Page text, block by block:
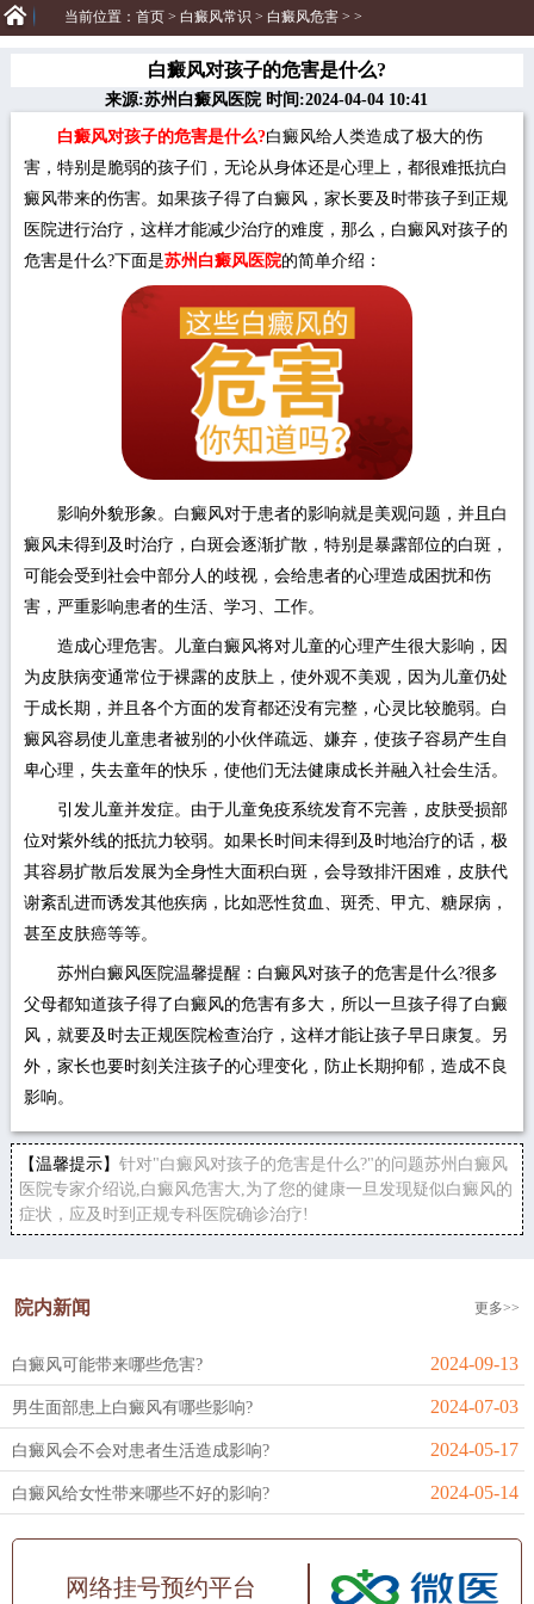
当前位置： 首页> 白癜风常识 > 白癜风危害> >
白癜风对孩子的危害是什么?
来源:苏州白癜风医院 时间:2024-04-04 10:41
白癜风对孩子的危害是什么?白癜风给人类造成了极大的伤
害，特别是脆弱的孩子们，无论从身体还是心理上，都很难抵抗白
癜风带来的伤害。如果孩子得了白癜风，家长要及时带孩子到正规
医院进行治疗，这样才能减少治疗的难度，那么，白癜风对孩子的
危害是什么?下面是苏州白癜风医院的简单介绍：
影响外貌形象。白癜风对于患者的影响就是美观问题，并且白
癜风未得到及时治疗，白斑会逐渐扩散，特别是暴露部位的白斑，
可能会受到社会中部分人的歧视，会给患者的心理造成困扰和伤
害，严重影响患者的生活、学习、工作。
造成心理危害。儿童白癜风将对儿童的心理产生很大影响，因
为皮肤病变通常位于裸露的皮肤上，使外观不美观，因为儿童仍处
于成长期，并且各个方面的发育都还没有完整，心灵比较脆弱。白
癜风容易使儿童患者被别的小伙伴疏远、嫌弃，使孩子容易产生自
卑心理，失去童年的快乐，使他们无法健康成长并融入社会生活。
引发儿童并发症。由于儿童免疫系统发育不完善，皮肤受损部
位对紫外线的抵抗力较弱。如果长时间未得到及时地治疗的话，极
其容易扩散后发展为全身性大面积白斑，会导致排汗困难，皮肤代
谢紊乱进而诱发其他疾病，比如恶性贫血、斑秃、甲亢、糖尿病，
甚至皮肤癌等等。
苏州白癜风医院温馨提醒：白癜风对孩子的危害是什么?很多
父母都知道孩子得了白癜风的危害有多大，所以一旦孩子得了白癜
风，就要及时去正规医院检查治疗，这样才能让孩子早日康复。另
外，家长也要时刻关注孩子的心理变化，防止长期抑郁，造成不良
影响。
【温馨提示】 针对"白癜风对孩子的危害是什么?"的问题苏州白癜风
医院专家介绍说,白癜风危害大,为了您的健康一旦发现疑似白癜风的
症状，应及时到正规专科医院确诊治疗!
院内新闻 更多>>
白癜风可能带来哪些危害? 2024-09-13
男生面部患上白癜风有哪些影响? 2024-07-03
白癜风会不会对患者生活造成影响? 2024-05-17
白癜风给女性带来哪些不好的影响? 2024-05-14
网络挂号预约平台